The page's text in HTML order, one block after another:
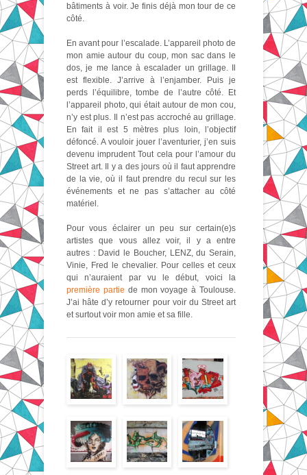
bâtiments à voir. Je finis déjà mon tour de ce
côté.
En avant pour l’escalade. L’appareil photo de
mon amie autour du coup, mon sac dans le
dos, je me lance à escalader un grillage. Il
est flexible. J’arrive à l’enjamber. Puis je
perds l’équilibre, tombe de l’autre côté. Et
l’appareil photo, qui était autour de mon cou,
n’y est plus. Il n’est pas accroché au grillage.
En fait il est 5 mètres plus loin, l’objectif
défoncé. A vouloir jouer l’aventurier, j’en suis
devenu imprudent Tout cela pour l’amour du
Street art. Il y a des jours où il faut apprendre
de la vie, où il faut prendre du recul sur les
événements et ne pas s’attacher au côté
matériel.
Pour vous éclairer un peu sur certain(e)s
artistes que vous allez voir, il y a entre
autres : David le Boucher, LENZ, du Serain,
Vinie, Fred le chevalier. Pour celles et ceux
qui n’auraient par vu le début, voici la
première partie de mon voyage à Toulouse.
J’ai hâte d’y retourner pour voir du Street art
et surtout voir mon amie et sa fille.